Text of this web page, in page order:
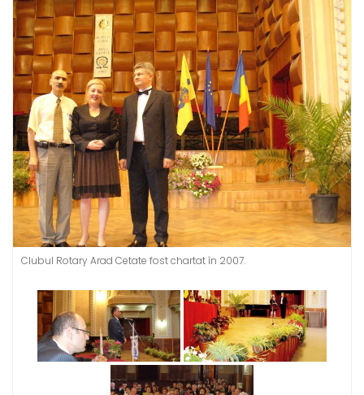
Clubul Rotary Arad Cetate fost chartat în 2007.